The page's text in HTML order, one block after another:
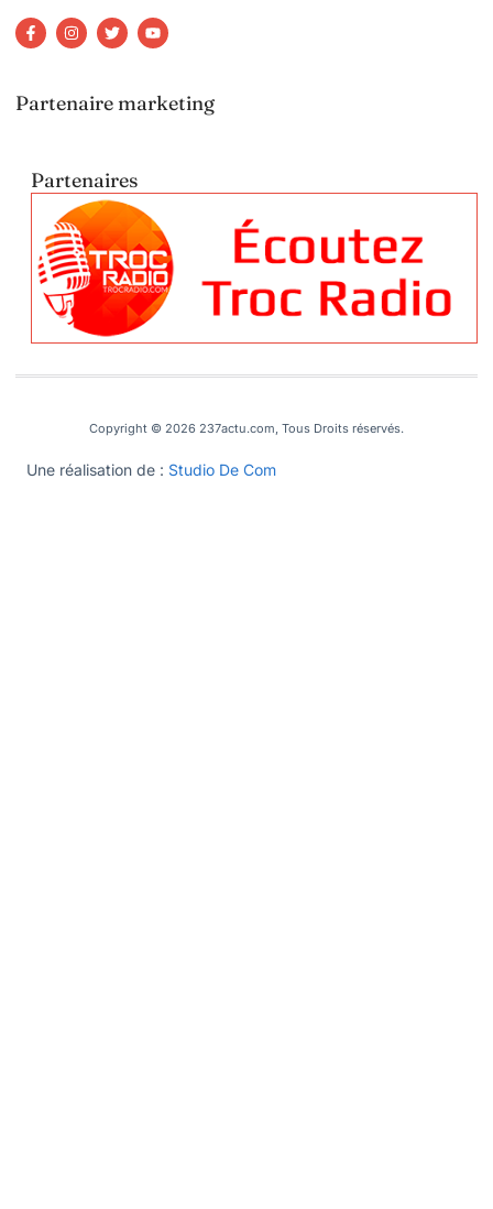
Partenaire marketing
Partenaires
Copyright © 2026 237actu.com, Tous Droits réservés.
Une réalisation de : Studio De Com